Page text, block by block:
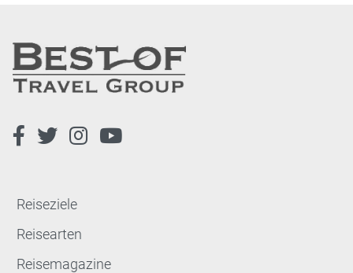
Reiseziele
Reisearten
Reisemagazine